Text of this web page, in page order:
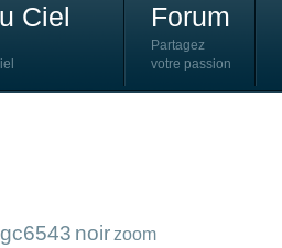
Ciel Forum
Partagez
votre passion
noir zoom